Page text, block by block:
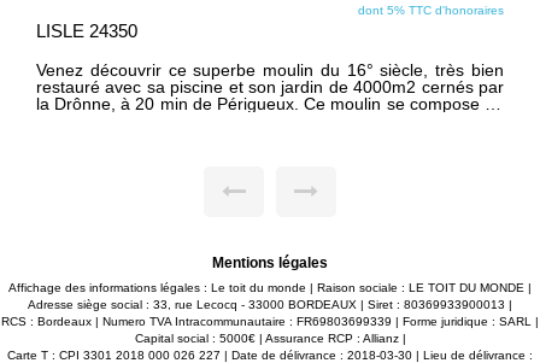
dont 5% TTC d'honoraires
LISLE 24350
Venez découvrir ce superbe moulin du 16° siècle, très bien
restauré avec sa piscine et son jardin de 4000m2 cernés par
la Drônne, à 20 min de Périgueux. Ce moulin se compose en
l'étage un grand couloir dessert une suite parentale, quatre
piscine en bord de rivière. Un abri pour deux voitures ( prise
pour voitures électriques ), un grand atelier et une cabane de
jardin complètent ce bien. Pas de travaux à prévoir, à visiter
rapidement ! www.letoit-dumonde.com consultez nos biens.
Mentions légales
Affichage des informations légales : Le toit du monde | Raison sociale : LE TOIT DU MONDE |
Adresse siège social : 33, rue Lecocq - 33000 BORDEAUX | Siret : 80369933900013 |
RCS : Bordeaux | Numero TVA Intracommunautaire : FR69803699339 | Forme juridique : SARL |
Capital social : 5000€ | Assurance RCP : Allianz |
Carte T : CPI 3301 2018 000 026 227 | Date de délivrance : 2018-03-30 | Lieu de délivrance :